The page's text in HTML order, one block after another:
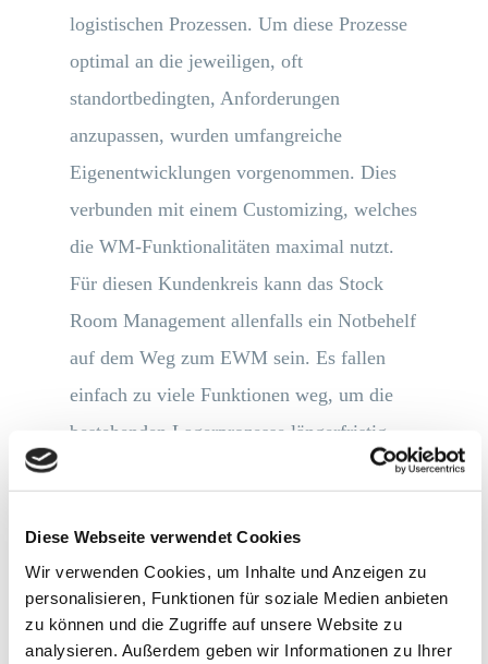
Diese Webseite verwendet Cookies
Wir verwenden Cookies, um Inhalte und Anzeigen zu
personalisieren, Funktionen für soziale Medien anbieten
zu können und die Zugriffe auf unsere Website zu
analysieren. Außerdem geben wir Informationen zu Ihrer
logistischen Prozessen. Um diese Prozesse
optimal an die jeweiligen, oft
standortbedingten, Anforderungen
anzupassen, wurden umfangreiche
Eigenentwicklungen vorgenommen. Dies
verbunden mit einem Customizing, welches
die WM-Funktionalitäten maximal nutzt.
Für diesen Kundenkreis kann das Stock
Room Management allenfalls ein Notbehelf
auf dem Weg zum EWM sein. Es fallen
einfach zu viele Funktionen weg, um die
bestehenden Lagerprozesse längerfristig
Damit wäre das EWM dann der richtige
Weg? Nun….jein. Solche Konzerne setzen
häufig das Wavemanagement ein, also
Kommissionierwellen. Diese Funktion ist